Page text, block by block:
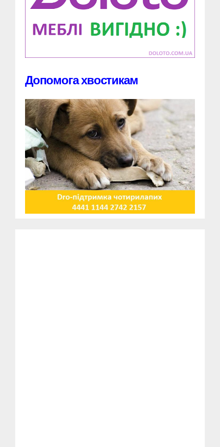
Допомога хвостикам